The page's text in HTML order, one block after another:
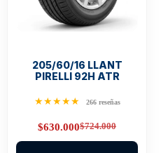
205/60/16 LLANT
PIRELLI 92H ATR
★★★★★ 266 reseñas
$724.000
Original
price
$630.000Current
price